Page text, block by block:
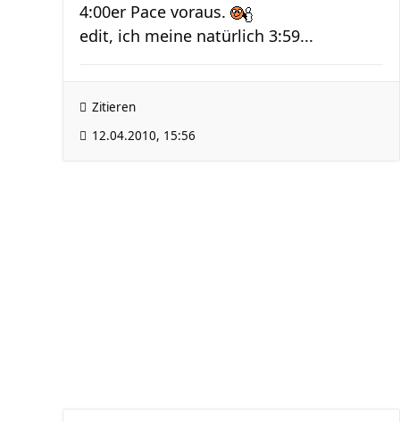
4:00er Pace voraus.
edit, ich meine natürlich 3:59...
Zitieren
12.04.2010, 15:56